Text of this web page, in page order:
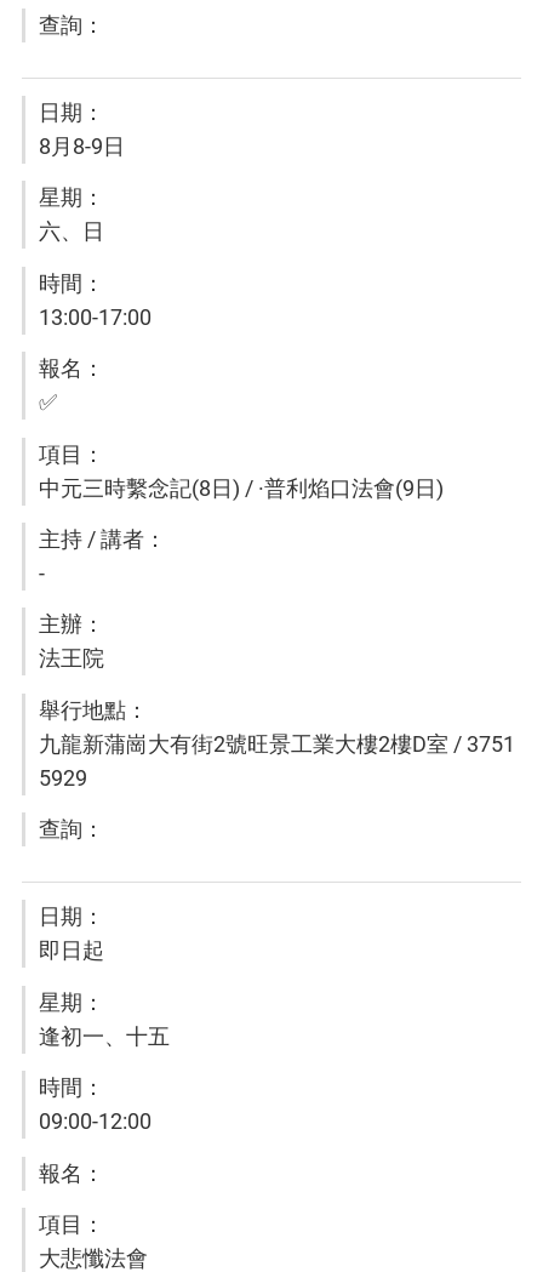
8月8-9日
六、日
13:00-17:00
✅
中元三時繫念記(8日) / ·普利焰口法會(9日)
-
法王院
九龍新蒲崗大有街2號旺景工業大樓2樓D室 / 3751
5929
即日起
逢初一、十五
09:00-12:00
大悲懺法會